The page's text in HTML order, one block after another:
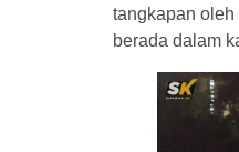
tangkapan
berada dalam